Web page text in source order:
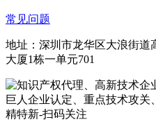
常见问题
地址：深圳市龙华区大浪街道
大厦1栋一单元701